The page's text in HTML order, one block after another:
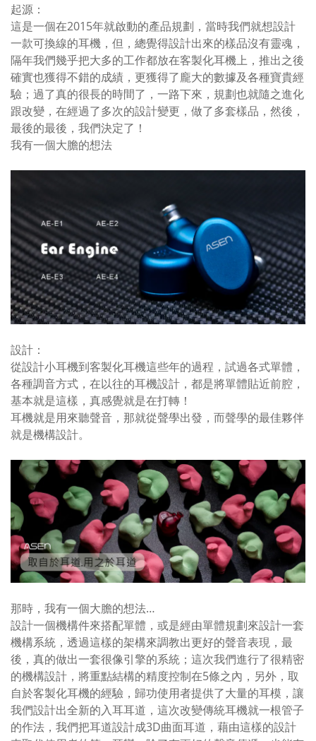
起源：
這是一個在2015年就啟動的產品規劃，當時我們就想設計
一款可換線的耳機，但，總覺得設計出來的樣品沒有靈魂，
隔年我們幾乎把大多的工作都放在客製化耳機上，推出之後
確實也獲得不錯的成績，更獲得了龐大的數據及各種寶貴經
驗；過了真的很長的時間了，一路下來，規劃也就隨之進化
跟改變，在經過了多次的設計變更，做了多套樣品，然後，
最後的最後，我們決定了！
我有一個大膽的想法
設計：
從設計小耳機到客製化耳機這些年的過程，試過各式單體，
各種調音方式，在以往的耳機設計，都是將單體貼近前腔，
基本就是這樣，真感覺就是在打轉！
耳機就是用來聽聲音，那就從聲學出發，而聲學的最佳夥伴
就是機構設計。
那時，我有一個大膽的想法…
設計一個機構件來搭配單體，或是經由單體規劃來設計一套
機構系統，透過這樣的架構來調教出更好的聲音表現，最
後，真的做出一套很像引擎的系統；這次我們進行了很精密
的機構設計，將重點結構的精度控制在5條之內，另外，取
自於客製化耳機的經驗，歸功使用者提供了大量的耳模，讓
我們設計出全新的入耳耳道，這次改變傳統耳機就一根管子
的作法，我們把耳道設計成3D曲面耳道，藉由這樣的設計